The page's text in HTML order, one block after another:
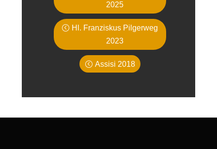
2025
Hl. Franziskus Pilgerweg
2023
Assisi 2018